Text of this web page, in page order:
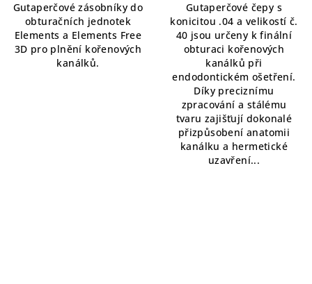
Gutaperčové zásobníky do
obturačních jednotek
Elements a Elements Free
3D pro plnění kořenových
kanálků.
Gutaperčové čepy s
konicitou .04 a velikostí č.
40 jsou určeny k finální
obturaci kořenových
kanálků při
endodontickém ošetření.
Díky preciznímu
zpracování a stálému
tvaru zajišťují dokonalé
přizpůsobení anatomii
kanálku a hermetické
uzavření...